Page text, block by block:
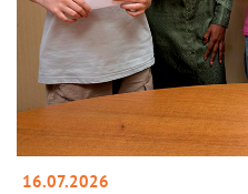
16.07.2026